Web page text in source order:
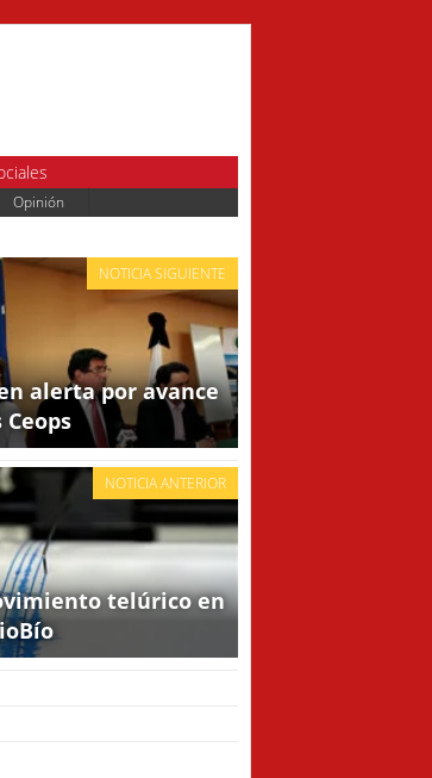
Opinión
NOTICIA SIGUIENTE
alerta por avance
NOTICIA ANTERIOR
telúrico en